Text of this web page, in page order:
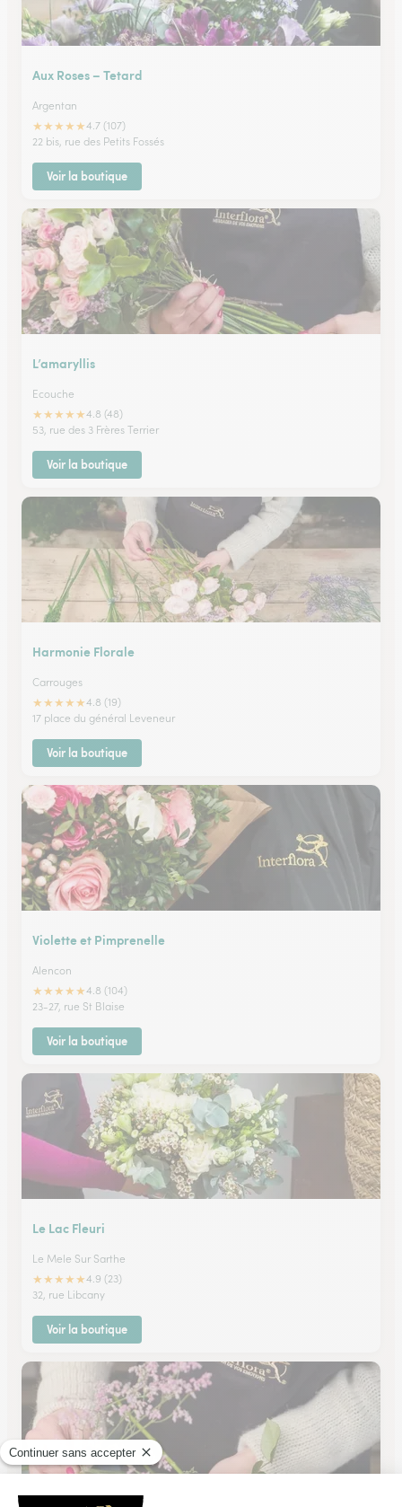
Aux Roses – Tetard
Argentan
★★★★★4.7 (107)
22 bis, rue des Petits Fossés
Voir la boutique
L’amaryllis
Ecouche
★★★★★4.8 (48)
53, rue des 3 Frères Terrier
Voir la boutique
Harmonie Florale
Carrouges
★★★★★4.8 (19)
17 place du général Leveneur
Voir la boutique
Violette et Pimprenelle
Alencon
★★★★★4.8 (104)
23-27, rue St Blaise
Voir la boutique
Le Lac Fleuri
Le Mele Sur Sarthe
★★★★★4.9 (23)
32, rue Libcany
Voir la boutique